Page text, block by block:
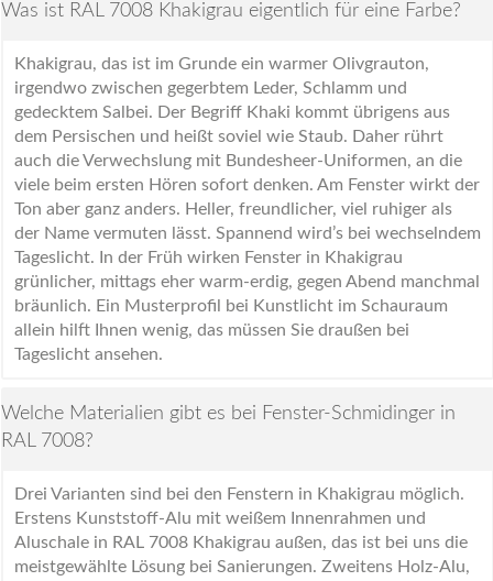
Was ist RAL 7008 Khakigrau eigentlich für eine Farbe?
Khakigrau, das ist im Grunde ein warmer Olivgrauton,
irgendwo zwischen gegerbtem Leder, Schlamm und
gedecktem Salbei. Der Begriff Khaki kommt übrigens aus
dem Persischen und heißt soviel wie Staub. Daher rührt
auch die Verwechslung mit Bundesheer-Uniformen, an die
viele beim ersten Hören sofort denken. Am Fenster wirkt der
Ton aber ganz anders. Heller, freundlicher, viel ruhiger als
der Name vermuten lässt. Spannend wird’s bei wechselndem
Tageslicht. In der Früh wirken Fenster in Khakigrau
grünlicher, mittags eher warm-erdig, gegen Abend manchmal
bräunlich. Ein Musterprofil bei Kunstlicht im Schauraum
allein hilft Ihnen wenig, das müssen Sie draußen bei
Tageslicht ansehen.
Welche Materialien gibt es bei Fenster-Schmidinger in
RAL 7008?
Drei Varianten sind bei den Fenstern in Khakigrau möglich.
Erstens Kunststoff-Alu mit weißem Innenrahmen und
Aluschale in RAL 7008 Khakigrau außen, das ist bei uns die
meistgewählte Lösung bei Sanierungen. Zweitens Holz-Alu,